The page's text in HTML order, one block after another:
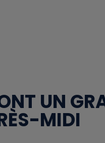
UN
MIDI